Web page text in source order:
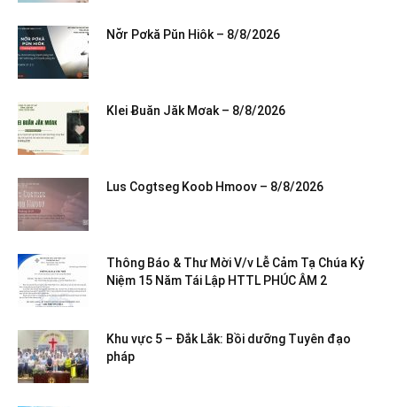
Nơ̆r Pơkă Pŭn Hiôk – 8/8/2026
Klei Ƀuăn Jăk Mơak – 8/8/2026
Lus Cogtseg Koob Hmoov – 8/8/2026
Thông Báo & Thư Mời V/v Lễ Cảm Tạ Chúa Kỷ
Niệm 15 Năm Tái Lập HTTL PHÚC ÂM 2
Khu vực 5 – Đắk Lắk: Bồi dưỡng Tuyên đạo
pháp